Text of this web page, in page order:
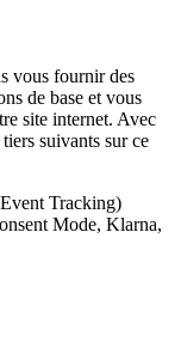
vous fournir des
de base et vous
site internet. Avec
suivants sur ce
Tracking)
Mode, Klarna,